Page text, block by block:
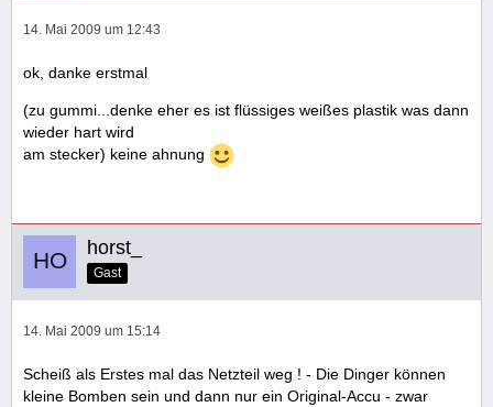
14. Mai 2009 um 12:43
ok, danke erstmal
(zu gummi...denke eher es ist flüssiges weißes plastik was dann
wieder hart wird
am stecker) keine ahnung
horst_
Gast
14. Mai 2009 um 15:14
Scheiß als Erstes mal das Netzteil weg ! - Die Dinger können
kleine Bomben sein und dann nur ein Original-Accu - zwar